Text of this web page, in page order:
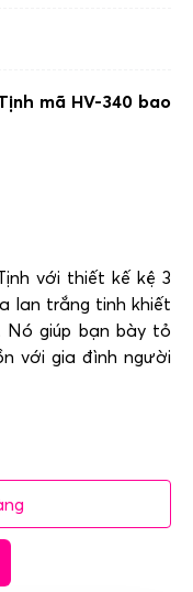
mã HV-340 bao
với thiết kế kệ 3
lan trắng tinh khiết
giúp bạn bày tỏ
với gia đình người